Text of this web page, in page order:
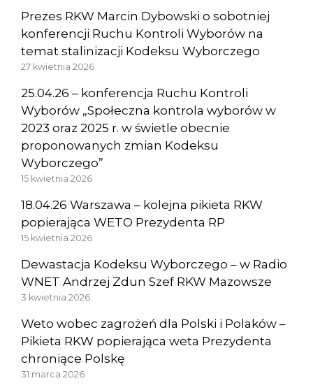
Prezes RKW Marcin Dybowski o sobotniej
konferencji Ruchu Kontroli Wyborów na
temat stalinizacji Kodeksu Wyborczego
27 kwietnia 2026
25.04.26 – konferencja Ruchu Kontroli
Wyborów „Społeczna kontrola wyborów w
2023 oraz 2025 r. w świetle obecnie
proponowanych zmian Kodeksu
Wyborczego”
15 kwietnia 2026
18.04.26 Warszawa – kolejna pikieta RKW
popierająca WETO Prezydenta RP
15 kwietnia 2026
Dewastacja Kodeksu Wyborczego – w Radio
WNET Andrzej Zdun Szef RKW Mazowsze
3 kwietnia 2026
Weto wobec zagrożeń dla Polski i Polaków –
Pikieta RKW popierająca weta Prezydenta
chroniące Polskę
31 marca 2026